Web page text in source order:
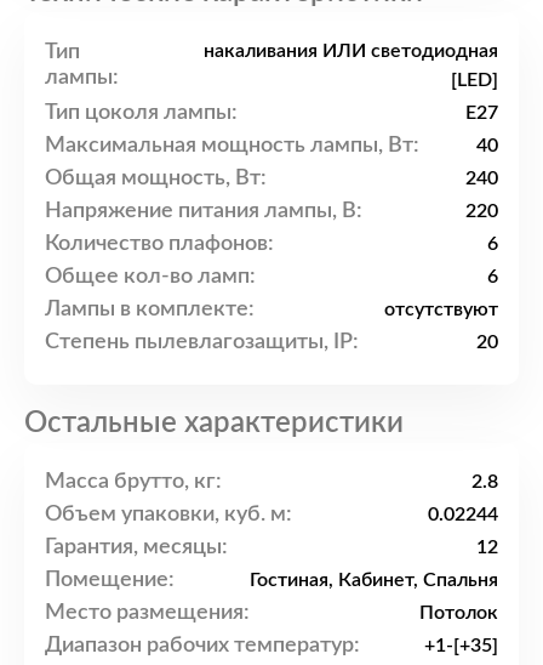
Тип
лампы:
накаливания ИЛИ светодиодная
[LED]
Тип цоколя лампы: E27
Максимальная мощность лампы, Вт: 40
Общая мощность, Вт: 240
Напряжение питания лампы, В: 220
Количество плафонов: 6
Общее кол-во ламп: 6
Лампы в комплекте: отсутствуют
Степень пылевлагозащиты, IP: 20
Остальные характеристики
Масса брутто, кг: 2.8
Объем упаковки, куб. м: 0.02244
Гарантия, месяцы: 12
Помещение: Гостиная, Кабинет, Спальня
Место размещения: Потолок
Диапазон рабочих температур: +1-[+35]